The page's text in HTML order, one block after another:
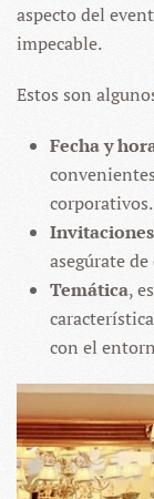
aspecto del
impecable.
Estos son
Fecha y
corporativos.
Invitaciones
asegúrate
Temática,
con el